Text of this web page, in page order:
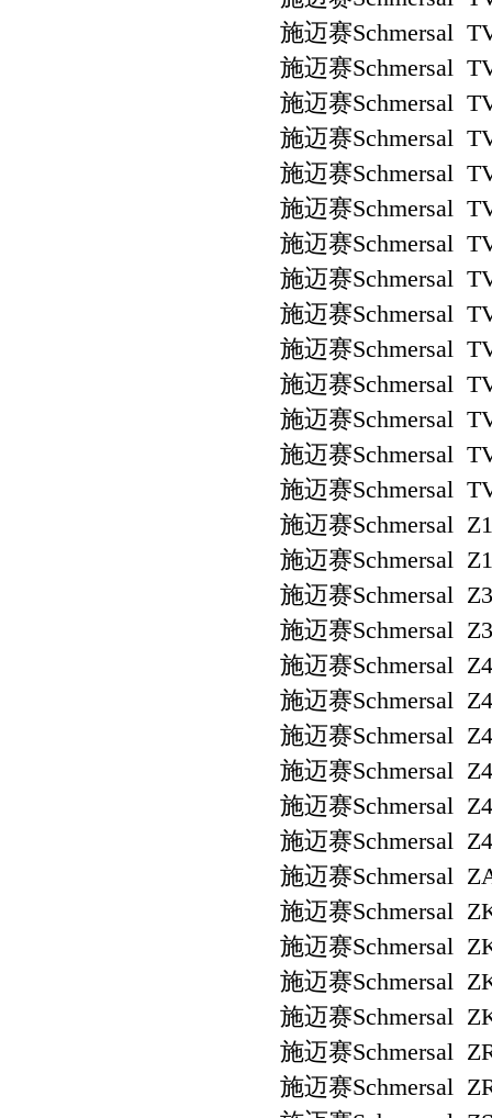
施迈赛Schmersal
施迈赛Schmersal
施迈赛Schmersal
施迈赛Schmersal
施迈赛Schmersal
施迈赛Schmersal
施迈赛Schmersal
施迈赛Schmersal
施迈赛Schmersal
施迈赛Schmersal
施迈赛Schmersal
施迈赛Schmersal
施迈赛Schmersal
施迈赛Schmersal
施迈赛Schmersal
施迈赛Schmersal
施迈赛Schmersal
施迈赛Schmersal
施迈赛Schmersal
施迈赛Schmersal
施迈赛Schmersal
施迈赛Schmersal
施迈赛Schmersal
施迈赛Schmersal
施迈赛Schmersal
施迈赛Schmersal
施迈赛Schmersal
施迈赛Schmersal
施迈赛Schmersal
施迈赛Schmersal
施迈赛Schmersal